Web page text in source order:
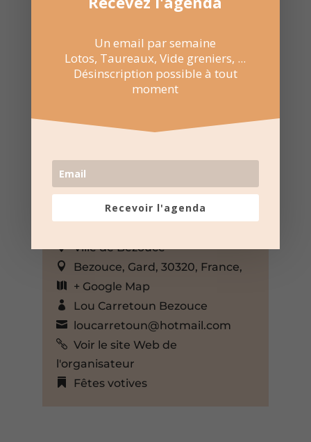
17 Mai 2025
Ville de Bezouce
Bezouce, Gard, 30320, France,
+ Google Map
Lou Carretoun Bezouce
loucarretoun@hotmail.com
Voir le site Web de
l'organisateur
Fêtes votives
Un email par semaine
Lotos, Taureaux, Vide greniers, ...
Désinscription possible à tout
moment
Recevoir l'agenda